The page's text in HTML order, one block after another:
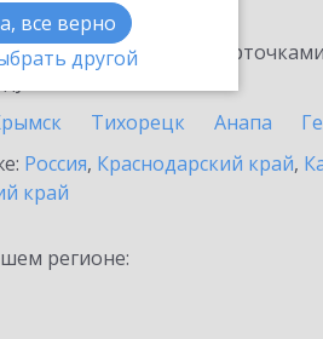
все верно
другой
информационными
Тихорецк Анапа
Россия, Краснодарский край,
край
регионе: